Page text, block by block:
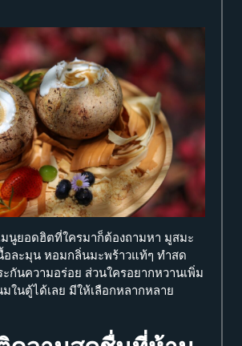
นูยอดฮิตที่ใครมาก็ต้องถามหา มูสมะ
อละมุน หอมกลิ่นมะพร้าวแท้ๆ ทำสด
กันความอร่อย ส่วนใครอยากหวานเพิ่ม
ในตู้ได้เลย มีให้เลือกหลากหลาย